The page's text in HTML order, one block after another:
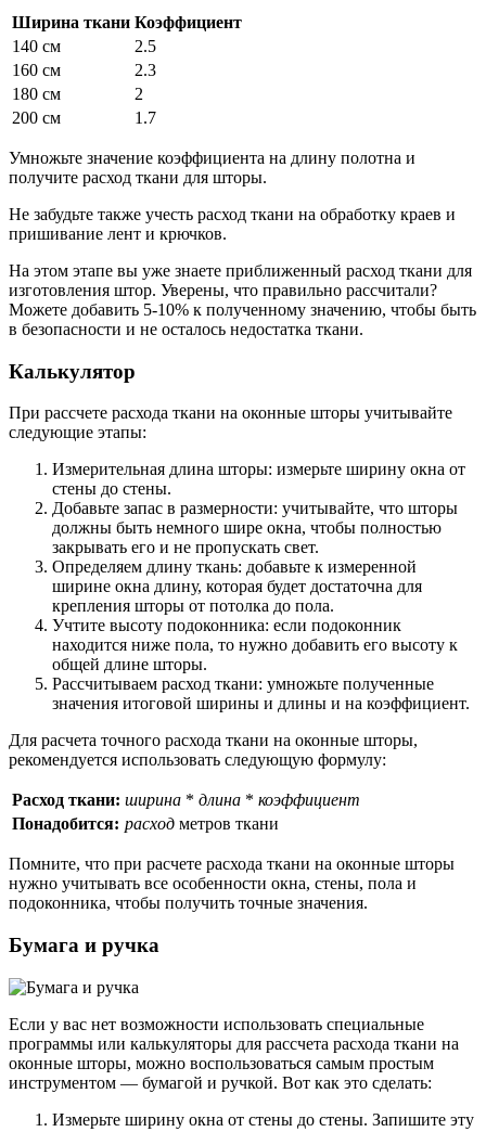
Ширина ткани Коэффициент
140 см
2.5
160 см
2.3
180 см
2
200 см
1.7
Умножьте значение коэффициента на длину полотна и
получите расход ткани для шторы.
Не забудьте также учесть расход ткани на обработку краев и
пришивание лент и крючков.
На этом этапе вы уже знаете приближенный расход ткани для
изготовления штор. Уверены, что правильно рассчитали?
Можете добавить 5-10% к полученному значению, чтобы быть
в безопасности и не осталось недостатка ткани.
Калькулятор
При рассчете расхода ткани на оконные шторы учитывайте
следующие этапы:
Измерительная длина шторы: измерьте ширину окна от
стены до стены.
Добавьте запас в размерности: учитывайте, что шторы
должны быть немного шире окна, чтобы полностью
закрывать его и не пропускать свет.
Определяем длину ткань: добавьте к измеренной
ширине окна длину, которая будет достаточна для
крепления шторы от потолка до пола.
Учтите высоту подоконника: если подоконник
находится ниже пола, то нужно добавить его высоту к
общей длине шторы.
Рассчитываем расход ткани: умножьте полученные
значения итоговой ширины и длины и на коэффициент.
Для расчета точного расхода ткани на оконные шторы,
рекомендуется использовать следующую формулу:
Расход ткани: ширина * длина * коэффициент
Понадобится: расход метров ткани
Помните, что при расчете расхода ткани на оконные шторы
нужно учитывать все особенности окна, стены, пола и
подоконника, чтобы получить точные значения.
Бумага и ручка
Если у вас нет возможности использовать специальные
программы или калькуляторы для рассчета расхода ткани на
оконные шторы, можно воспользоваться самым простым
инструментом — бумагой и ручкой. Вот как это сделать:
Измерьте ширину окна от стены до стены. Запишите эту